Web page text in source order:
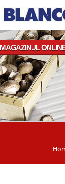
MAGAZINUL